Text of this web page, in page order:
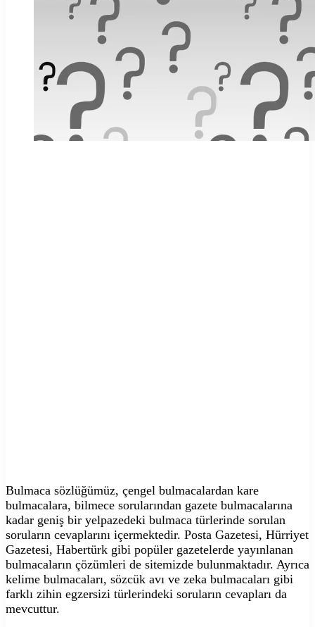
Bulmaca sözlüğümüz, çengel bulmacalardan kare
bulmacalara, bilmece sorularından gazete bulmacalarına
kadar geniş bir yelpazedeki bulmaca türlerinde sorulan
soruların cevaplarını içermektedir. Posta Gazetesi, Hürriyet
Gazetesi, Habertürk gibi popüler gazetelerde yayınlanan
bulmacaların çözümleri de sitemizde bulunmaktadır. Ayrıca
kelime bulmacaları, sözcük avı ve zeka bulmacaları gibi
farklı zihin egzersizi türlerindeki soruların cevapları da
mevcuttur.